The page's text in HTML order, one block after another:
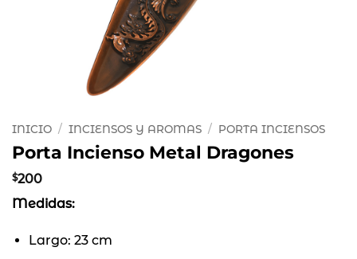
INICIO / INCIENSOS Y AROMAS / PORTA INCIENSOS
Porta Incienso Metal Dragones
$200
Medidas:
Largo: 23 cm